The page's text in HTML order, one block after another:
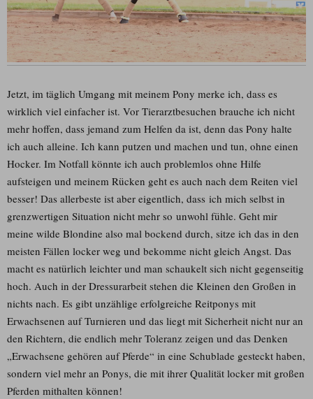
Jetzt, im täglich Umgang mit meinem Pony merke ich, dass es
wirklich viel einfacher ist. Vor Tierarztbesuchen brauche ich nicht
mehr hoffen, dass jemand zum Helfen da ist, denn das Pony halte
ich auch alleine. Ich kann putzen und machen und tun, ohne einen
Hocker. Im Notfall könnte ich auch problemlos ohne Hilfe
aufsteigen und meinem Rücken geht es auch nach dem Reiten viel
besser! Das allerbeste ist aber eigentlich, dass ich mich selbst in
grenzwertigen Situation nicht mehr so unwohl fühle. Geht mir
meine wilde Blondine also mal bockend durch, sitze ich das in den
meisten Fällen locker weg und bekomme nicht gleich Angst. Das
macht es natürlich leichter und man schaukelt sich nicht gegenseitig
hoch. Auch in der Dressurarbeit stehen die Kleinen den Großen in
nichts nach. Es gibt unzählige erfolgreiche Reitponys mit
Erwachsenen auf Turnieren und das liegt mit Sicherheit nicht nur an
den Richtern, die endlich mehr Toleranz zeigen und das Denken
„Erwachsene gehören auf Pferde“ in eine Schublade gesteckt haben,
sondern viel mehr an Ponys, die mit ihrer Qualität locker mit großen
Pferden mithalten können!